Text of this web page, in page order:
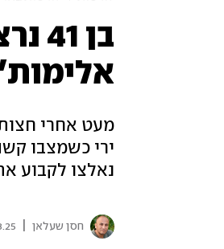
בן
ירי כשמצבו
נאלצו לקבוע את
חסן שעלאן 04:06